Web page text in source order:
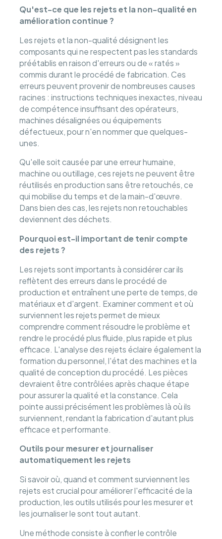
Qu'est-ce que les rejets et la non-qualité en
amélioration continue ?
Les rejets et la non-qualité désignent les
composants qui ne respectent pas les standards
préétablis en raison d'erreurs ou de « ratés »
commis durant le procédé de fabrication. Ces
erreurs peuvent provenir de nombreuses causes
racines : instructions techniques inexactes, niveau
de compétence insuffisant des opérateurs,
machines désalignées ou équipements
défectueux, pour n'en nommer que quelques-
unes.
Qu'elle soit causée par une erreur humaine,
machine ou outillage, ces rejets ne peuvent être
réutilisés en production sans être retouchés, ce
qui mobilise du temps et de la main-d'œuvre.
Dans bien des cas, les rejets non retouchables
deviennent des déchets.
Pourquoi est-il important de tenir compte
des rejets ?
Les rejets sont importants à considérer car ils
reflètent des erreurs dans le procédé de
production et entraînent une perte de temps, de
matériaux et d'argent. Examiner comment et où
surviennent les rejets permet de mieux
comprendre comment résoudre le problème et
rendre le procédé plus fluide, plus rapide et plus
efficace. L'analyse des rejets éclaire également la
formation du personnel, l'état des machines et la
qualité de conception du procédé. Les pièces
devraient être contrôlées après chaque étape
pour assurer la qualité et la constance. Cela
pointe aussi précisément les problèmes là où ils
surviennent, rendant la fabrication d'autant plus
efficace et performante.
Outils pour mesurer et journaliser
automatiquement les rejets
Si savoir où, quand et comment surviennent les
rejets est crucial pour améliorer l'efficacité de la
production, les outils utilisés pour les mesurer et
les journaliser le sont tout autant.
Une méthode consiste à confier le contrôle